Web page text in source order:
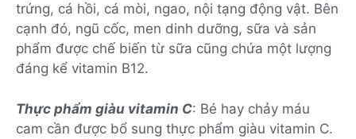
trứng, cá hồi, cá mòi, ngao, nội tạng động vật. Bên
cạnh đó, ngũ cốc, men dinh dưỡng, sữa và sản
phẩm được chế biến từ sữa cũng chứa một lượng
đáng kể vitamin B12.
Thực phẩm giàu vitamin C: Bé hay chảy máu
cam cần được bổ sung thực phẩm giàu vitamin C.